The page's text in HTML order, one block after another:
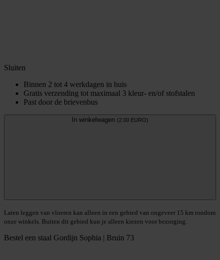
Sluiten
Binnen 2 tot 4 werkdagen in huis
Gratis verzending tot maximaal 3 kleur- en/of stofstalen
Past door de brievenbus
In winkelwagen (2.00 EURO)
Laten leggen van vloeren kan alleen in een gebied van ongeveer 15 km rondom
onze winkels. Buiten dit gebied kun je alleen kiezen voor bezorging.
Bestel een staal Gordijn Sophia | Bruin 73